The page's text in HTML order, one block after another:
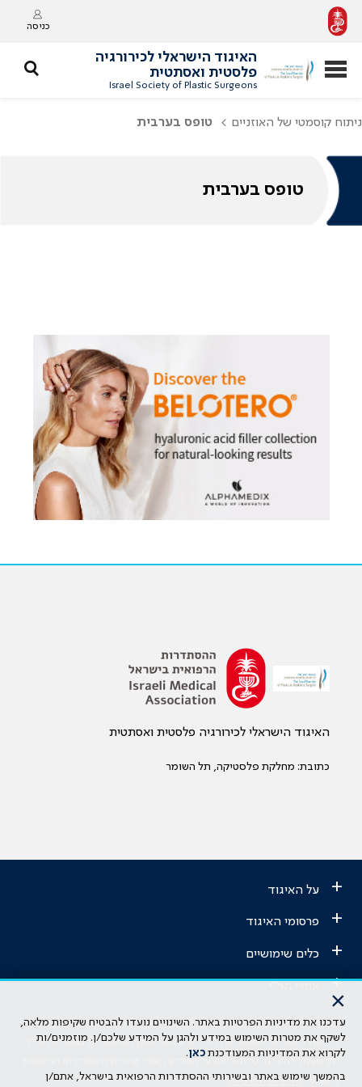
כניסה
האיגוד הישראלי לכירורגיה
פלסטית ואסתטית
Israel Society of Plastic Surgeons
ניתוח קוסמטי של האוזניים טופס בערבית
טופס בערבית
האיגוד הישראלי לכירורגיה פלסטית ואסתטית
כתובת: מחלקת פלסטיקה, תל השומר
+ על האיגוד
+ פרסומי האיגוד
+ כלים שימושיים
+
הבהרה משפטית: כל נושא המופיע באתר זה נועד להשכלה בלבד ואין לראות
בו ייעוץ רפואי או משפטי. אין הר"י אחראית לתוכן המתפרסם באתר זה ולכל
בישראל.מדיניות הפרטיות
×
עדכנו את מדיניות הפרטיות באתר. השינויים נועדו להבטיח שקיפות מלאה,
לשקף את מטרות השימוש במידע ולהגן על המידע שלכם/ן. מוזמנים/ות
לקרוא את המדיניות המעודכנת כאן.
בהמשך שימוש באתר ובשירותי ההסתדרות הרפואית בישראל, אתם/ן